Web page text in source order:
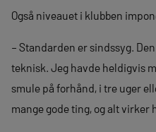
Også niveauet i klubben
– Standarden er sindssyg.
teknisk. Jeg havde heldigvis
smule på forhånd, i tre uger
mange gode ting, og alt